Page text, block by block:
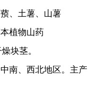
、土薯、山薯
植物山药
块茎。
南、西北地区。主产